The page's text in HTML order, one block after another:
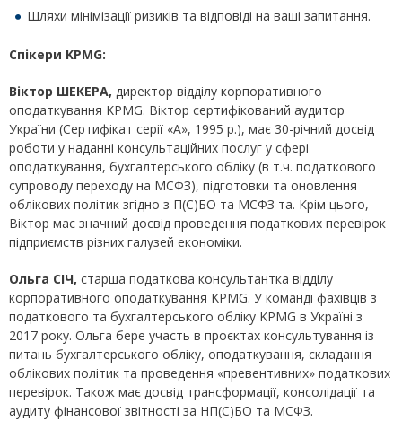
Шляхи мінімізації ризиків та відповіді на ваші запитання.
Спікери KPMG:
Віктор ШЕКЕРА, директор відділу корпоративного
оподаткування KPMG. Віктор сертифікований аудитор
України (Сертифікат серії «А», 1995 р.), має 30-річний досвід
роботи у наданні консультаційних послуг у сфері
оподаткування, бухгалтерського обліку (в т.ч. податкового
супроводу переходу на МСФЗ), підготовки та оновлення
облікових політик згідно з П(С)БО та МСФЗ та. Крім цього,
Віктор має значний досвід проведення податкових перевірок
підприємств різних галузей економіки.
Ольга СІЧ, старша податкова консультантка відділу
корпоративного оподаткування KPMG. У команді фахівців з
податкового та бухгалтерського обліку KPMG в Україні з
2017 року. Ольга бере участь в проєктах консультування із
питань бухгалтерського обліку, оподаткування, складання
облікових політик та проведення «превентивних» податкових
перевірок. Також має досвід трансформації, консолідації та
аудиту фінансової звітності за НП(С)БО та МСФЗ.